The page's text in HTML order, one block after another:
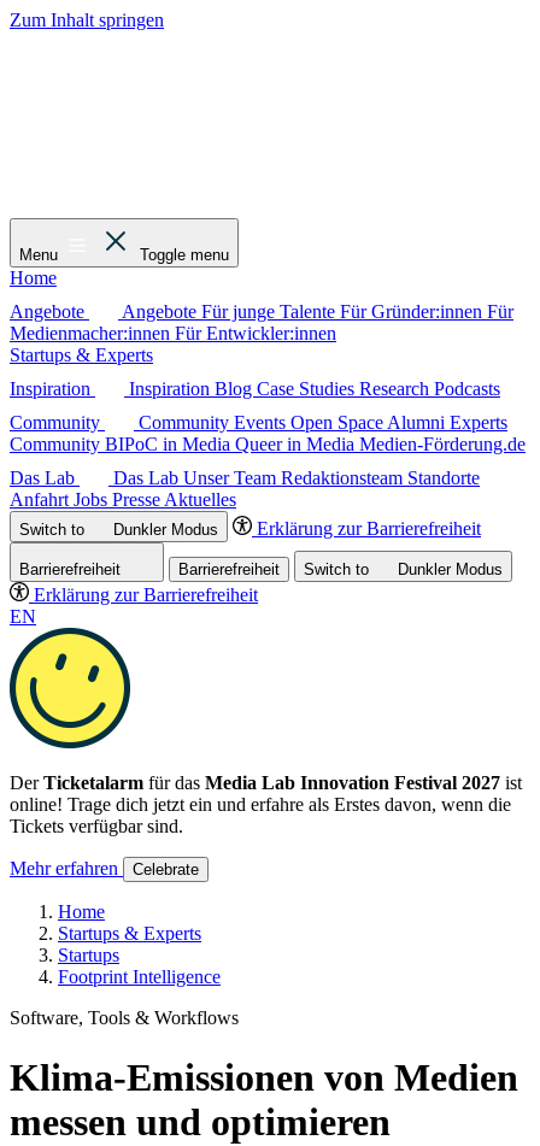
Zum Inhalt springen
Menu Toggle menu
Home
Angebote
Angebote Für junge Talente Für Gründer:innen Für
Medienmacher:innen Für Entwickler:innen
Startups & Experts
Inspiration
Inspiration Blog Case Studies Research Podcasts
Community
Community Events Open Space Alumni Experts
Community BIPoC in Media Queer in Media Medien-Förderung.de
Das Lab
Das Lab Unser Team Redaktionsteam Standorte
Anfahrt Jobs Presse Aktuelles
Switch to DunklerModus Erklärung zur Barrierefreiheit
Barrierefreiheit Barrierefreiheit Switch to DunklerModus
Erklärung zur Barrierefreiheit
EN
DerTicketalarm für das Media Lab Innovation Festival 2027 ist
online! Trage dich jetzt ein und erfahre als Erstes davon, wenn die
Tickets verfügbar sind.
Mehr erfahren Celebrate
Home
Startups & Experts
Startups
Footprint Intelligence
Software, Tools & Workflows
Klima-Emissionen von Medien
messen und optimieren